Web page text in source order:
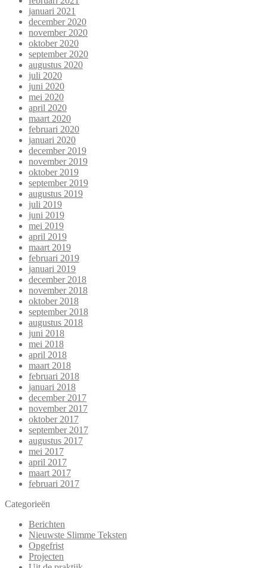
januari 2021
december 2020
november 2020
oktober 2020
september 2020
augustus 2020
juli 2020
juni 2020
mei 2020
april 2020
maart 2020
februari 2020
januari 2020
december 2019
november 2019
oktober 2019
september 2019
augustus 2019
juli 2019
juni 2019
mei 2019
april 2019
maart 2019
februari 2019
januari 2019
december 2018
november 2018
oktober 2018
september 2018
augustus 2018
juni 2018
mei 2018
april 2018
maart 2018
februari 2018
januari 2018
december 2017
november 2017
oktober 2017
september 2017
augustus 2017
mei 2017
april 2017
maart 2017
februari 2017
Categorieën
Berichten
Nieuwste Slimme Teksten
Opgefrist
Projecten